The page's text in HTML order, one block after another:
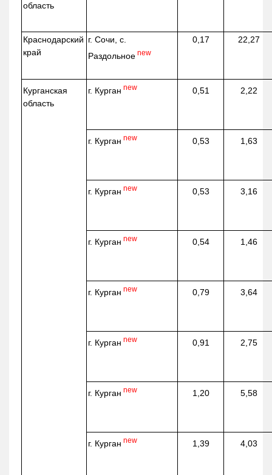
область
Краснодарский
край
г. Сочи, с.
Раздольное new
0,17 22,27
Курганская
область
г. Курган new 0,51 2,22
г. Курган new 0,53 1,63
г. Курган new 0,53 3,16
г. Курган new 0,54 1,46
г. Курган new 0,79 3,64
г. Курган new 0,91 2,75
г. Курган new 1,20 5,58
г. Курган new 1,39 4,03